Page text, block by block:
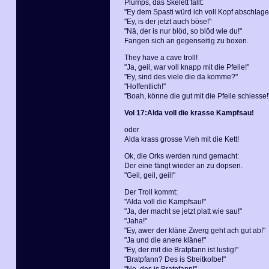
Plumps, das Skelett fällt:
"Ey dem Spasti würd ich voll Kopf
"Ey, is der jetzt auch böse!"
"Nä, der is nur blöd, so blöd wie du!"
Fangen sich an gegenseitig zu boxen.
They have a cave troll!
"Ja, geil, war voll knapp mit die Pfeile!"
"Ey, sind des viele die da komme?"
"Hoffentlich!"
"Boah, könne die gut mit die Pfeile
Vol 17:Alda voll die krasse Kampfsau!
oder
Alda krass grosse Vieh mit die Kett!
Ok, die Orks werden rund gemacht:
Der eine fängt wieder an zu dopsen.
"Geil, geil, geil!"
Der Troll kommt:
"Alda voll die Kampfsau!"
"Ja, der macht se jetzt platt wie sau!"
"Jaha!"
"Ey, awer der kläne Zwerg geht ach gut ab!"
"Ja und die anere kläne!"
"Ey, der mit die Bratpfann ist lustig!"
"Bratpfann? Des is Streitkolbe!"